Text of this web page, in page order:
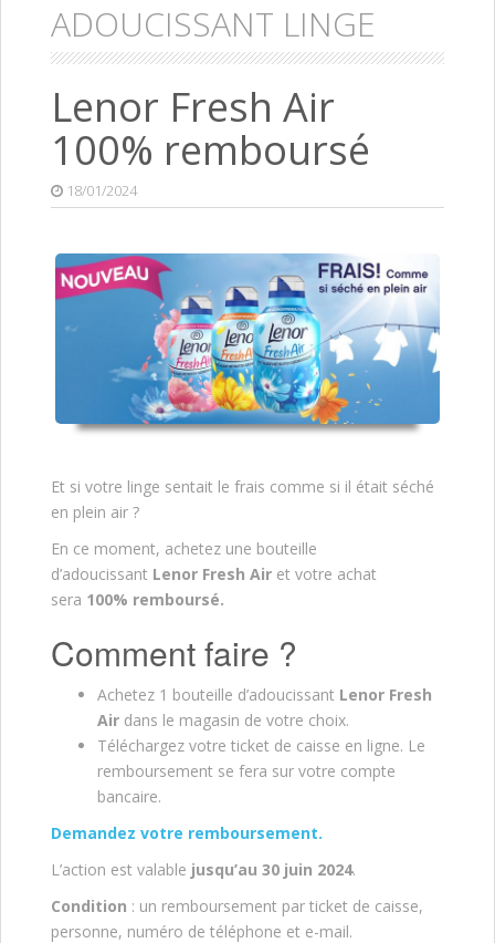
ADOUCISSANT LINGE
Lenor Fresh Air
100% remboursé
18/01/2024
Et si votre linge sentait le frais comme si il était séché
en plein air ?
En ce moment, achetez une bouteille
d’adoucissant Lenor Fresh Air et votre achat
sera 100% remboursé.
Comment faire ?
Achetez 1 bouteille d’adoucissant Lenor Fresh
Air dans le magasin de votre choix.
Téléchargez votre ticket de caisse en ligne. Le
remboursement se fera sur votre compte
bancaire.
Demandez votre remboursement.
L’action est valable jusqu’au 30 juin 2024.
Condition : un remboursement par ticket de caisse,
personne, numéro de téléphone et e-mail.